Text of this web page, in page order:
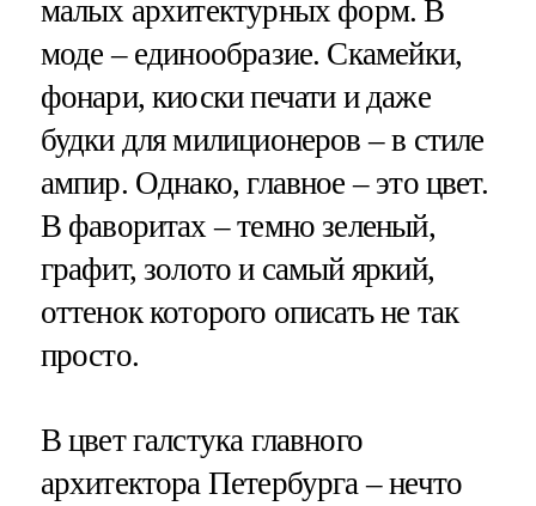
малых архитектурных форм. В
моде – единообразие. Скамейки,
фонари, киоски печати и даже
будки для милиционеров – в стиле
ампир. Однако, главное – это цвет.
В фаворитах – темно зеленый,
графит, золото и самый яркий,
оттенок которого описать не так
просто.
В цвет галстука главного
архитектора Петербурга – нечто